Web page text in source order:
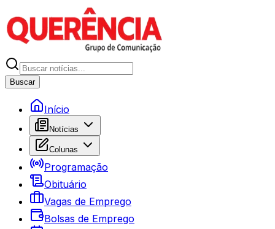
Buscar
Início
Notícias
Colunas
Programação
Obituário
Vagas de Emprego
Bolsas de Emprego